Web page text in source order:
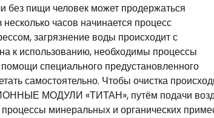
без пищи человек может продержаться
часов начинается процесс
загрязнение воды происходит с
к использованию, необходимы процессы
специального предустановленного
самостоятельно. Чтобы очистка
МОДУЛИ «ТИТАН», путём подачи
минеральных и органических